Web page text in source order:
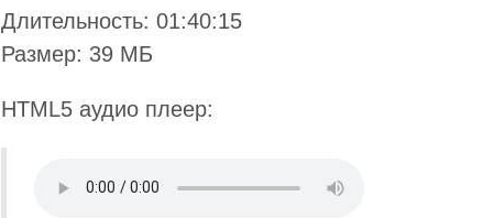
Длительность: 01:40:15
Размер: 39 МБ
HTML5 аудио плеер: